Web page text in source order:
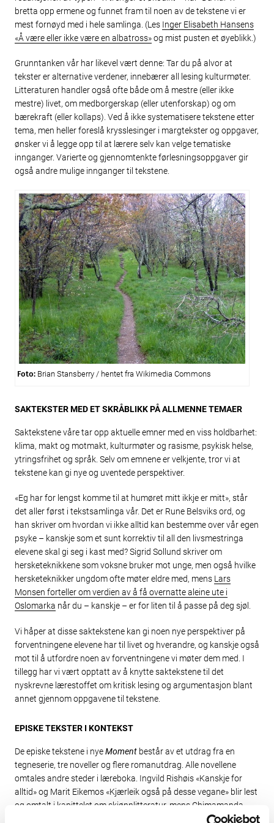
bretta opp ermene og funnet fram til noen av de tekstene vi er
mest fornøyd med i hele samlinga. (Les Inger Elisabeth Hansens
«Å være eller ikke være en albatross»og mist pusten et øyeblikk.)
Grunntanken vår har likevel vært denne: Tar du på alvor at
tekster er alternative verdener, innebærer all lesing kulturmøter.
Litteraturen handler også ofte både om å mestre (eller ikke
mestre) livet, om medborgerskap (eller utenforskap) og om
bærekraft (eller kollaps). Ved å ikke systematisere tekstene etter
tema, men heller foreslå krysslesinger i margtekster og oppgaver,
ønsker vi å legge opp til at lærere selv kan velge tematiske
innganger. Varierte og gjennomtenkte førlesningsoppgaver gir
også andre mulige innganger til tekstene.
Foto: Brian Stansberry / hentet fra Wikimedia Commons
SAKTEKSTER MED ET SKRÅBLIKK PÅ ALLMENNE TEMAER
Saktekstene våre tar opp aktuelle emner med en viss holdbarhet:
klima, makt og motmakt, kulturmøter og rasisme, psykisk helse,
ytringsfrihet og språk. Selv om emnene er velkjente, tror vi at
tekstene kan gi nye og uventede perspektiver.
«Eg har for lengst komme til at humøret mitt ikkje er mitt», står
det aller først i tekstsamlinga vår. Det er Rune Belsviks ord, og
han skriver om hvordan vi ikke alltid kan bestemme over vår egen
psyke – kanskje som et sunt korrektiv til all den livsmestringa
elevene skal gi seg i kast med? Sigrid Sollund skriver om
hersketeknikkene som voksne bruker mot unge, men også hvilke
hersketeknikker ungdom ofte møter eldre med, mens Lars
Monsen forteller om verdien av å få overnatte aleine ute i
Oslomarka når du – kanskje – er for liten til å passe på deg sjøl.
Vi håper at disse saktekstene kan gi noen nye perspektiver på
forventningene elevene har til livet og hverandre, og kanskje også
mot til å utfordre noen av forventningene vi møter dem med. I
tillegg har vi vært opptatt av å knytte saktekstene til det
nyskrevne lærestoffet om kritisk lesing og argumentasjon blant
annet gjennom oppgavene til tekstene.
EPISKE TEKSTER I KONTEKST
De episke tekstene i nyeMoment består av et utdrag fra en
tegneserie, tre noveller og flere romanutdrag. Alle novellene
omtales andre steder i læreboka. Ingvild Rishøis «Kanskje for
alltid» og Marit Eikemos «Kjærleik også på desse vegane» blir lest
og omtalt i kapittelet om skjønnlitteratur, mens Chimamanda
Ngozi Adichies «Et privat anliggende» er ett av flere litterære